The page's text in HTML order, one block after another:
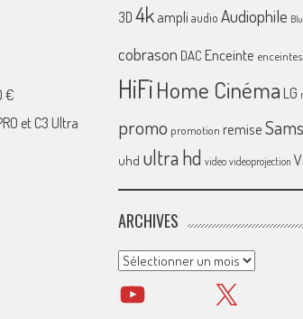
€
et C3 Ultra
3D 4k ampliaudio Audiophile
cobrason DAC Enceinte enceintes
HiFiHome Cinéma LG
promo promotion remise
uhd ultra hd video videoprojection
ARCHIVES
Archives
YouTube X